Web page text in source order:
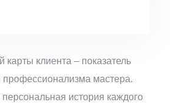
карты клиента – показатель
профессионализма мастера.
история каждого